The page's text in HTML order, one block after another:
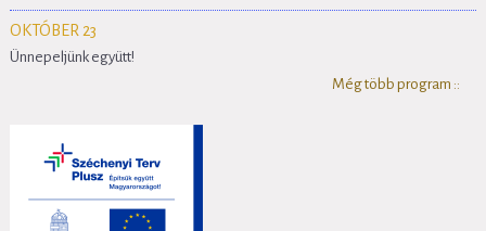
OKTÓBER 23
Ünnepeljünk együtt!
Még több program ::